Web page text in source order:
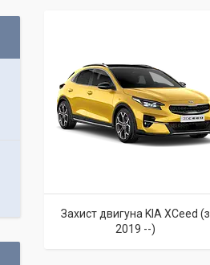
Захист двигуна KIA XCeed (з
2019 --)